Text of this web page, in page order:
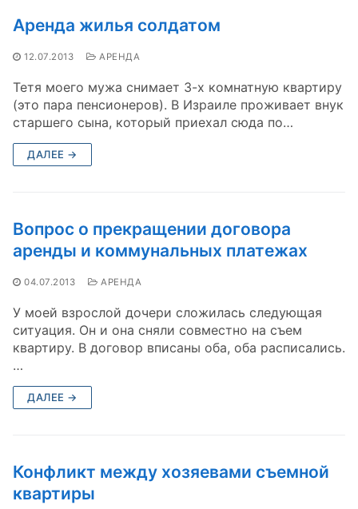
Аренда жилья солдатом
12.07.2013 АРЕНДА
Тетя моего мужа снимает 3-х комнатную квартиру
(это пара пенсионеров). В Израиле проживает внук
старшего сына, который приехал сюда по…
ДАЛЕЕ →
Вопрос о прекращении договора
аренды и коммунальных платежах
04.07.2013 АРЕНДА
У моей взрослой дочери сложилась следующая
ситуация. Он и она сняли совместно на съем
квартиру. В договор вписаны оба, оба расписались.
…
ДАЛЕЕ →
Конфликт между хозяевами съемной
квартиры